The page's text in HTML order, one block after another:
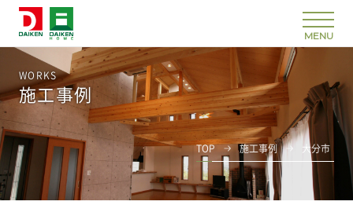
WORKS
施工事例
TOP 施工事例 大分市